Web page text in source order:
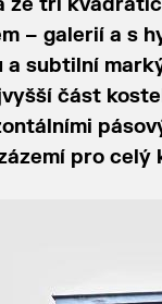
– galerií a s
a subtilní
část
pro celý